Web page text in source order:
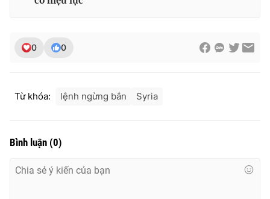
Giấy phép hoạt động báo in và báo điện tử số 483/GP-BTTTT
Phó Tổng Biên tập:
Tổng đài VTV:024.38 355 931 - 024.38 355 932
0 0
Từ khóa: lệnh ngừng bắn Syria
Bình luận (0)